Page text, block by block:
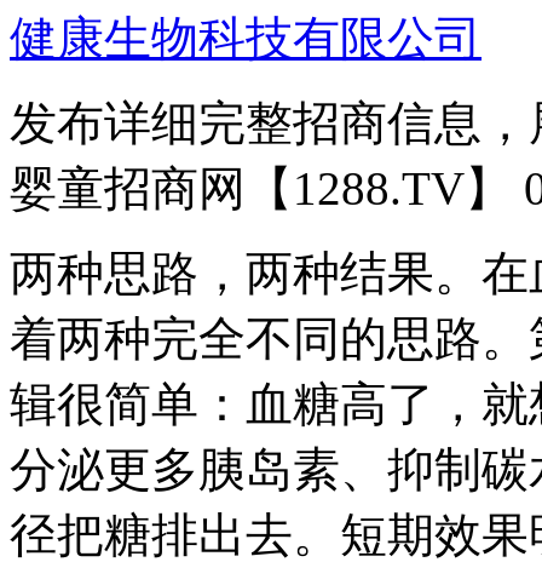
健康生物科技有限公司
发布详细完整招商信息
婴童招商网【1288.TV】
两种思路，两种结果。
着两种完全不同的思路
辑很简单：血糖高了，
分泌更多胰岛素、抑制
径把糖排出去。短期效